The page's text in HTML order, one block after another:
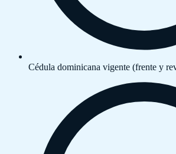
Cédula dominicana vigente (frente y